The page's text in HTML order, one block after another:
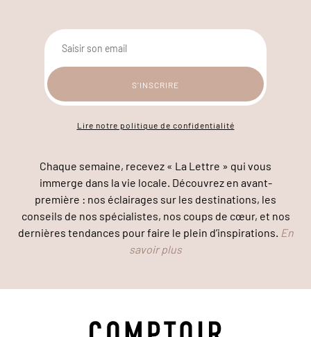
Lire notre politique de confidentialité
Chaque semaine, recevez « La Lettre » qui vous
immerge dans la vie locale. Découvrez en avant-
première : nos éclairages sur les destinations, les
conseils de nos spécialistes, nos coups de cœur, et nos
dernières tendances pour faire le plein d’inspirations. En
savoir plus